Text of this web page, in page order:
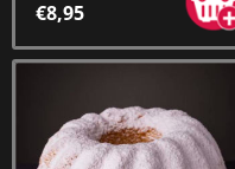
€8,95